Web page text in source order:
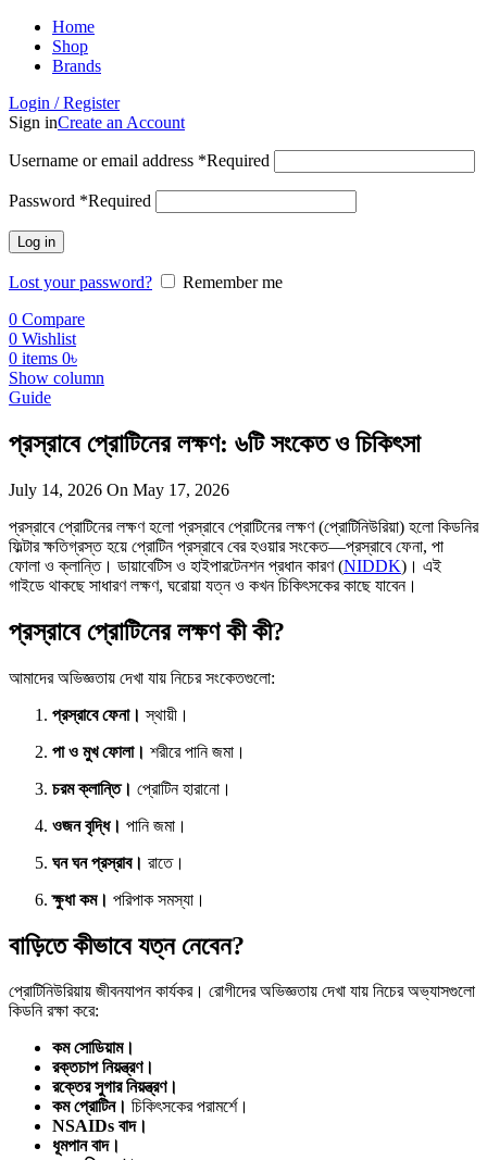
Home
Shop
Brands
Login / Register
Sign inCreate an Account
Username or email address *Required
Password *Required
Log in
Lost your password?
Remember me
0 Compare
0 Wishlist
0 items 0৳
Show column
Guide
প্রস্রাবে প্রোটিনের লক্ষণ: ৬টি সংকেত ও চিকিৎসা
July 14, 2026 On May 17, 2026
প্রস্রাবে প্রোটিনের লক্ষণ হলো প্রস্রাবে প্রোটিনের লক্ষণ (প্রোটিনিউরিয়া) হলো কিডনির
ফিল্টার ক্ষতিগ্রস্ত হয়ে প্রোটিন প্রস্রাবে বের হওয়ার সংকেত—প্রস্রাবে ফেনা, পা
ফোলা ও ক্লান্তি। ডায়াবেটিস ও হাইপারটেনশন প্রধান কারণ (NIDDK)। এই
গাইডে থাকছে সাধারণ লক্ষণ, ঘরোয়া যত্ন ও কখন চিকিৎসকের কাছে যাবেন।
প্রস্রাবে প্রোটিনের লক্ষণ কী কী?
আমাদের অভিজ্ঞতায় দেখা যায় নিচের সংকেতগুলো:
প্রস্রাবে ফেনা। স্থায়ী।
পা ও মুখ ফোলা। শরীরে পানি জমা।
চরম ক্লান্তি। প্রোটিন হারানো।
ওজন বৃদ্ধি। পানি জমা।
ঘন ঘন প্রস্রাব। রাতে।
ক্ষুধা কম। পরিপাক সমস্যা।
বাড়িতে কীভাবে যত্ন নেবেন?
প্রোটিনিউরিয়ায় জীবনযাপন কার্যকর। রোগীদের অভিজ্ঞতায় দেখা যায় নিচের অভ্যাসগুলো
কিডনি রক্ষা করে:
কম সোডিয়াম।
রক্তচাপ নিয়ন্ত্রণ।
রক্তের সুগার নিয়ন্ত্রণ।
কম প্রোটিন। চিকিৎসকের পরামর্শে।
NSAIDs বাদ।
ধূমপান বাদ।